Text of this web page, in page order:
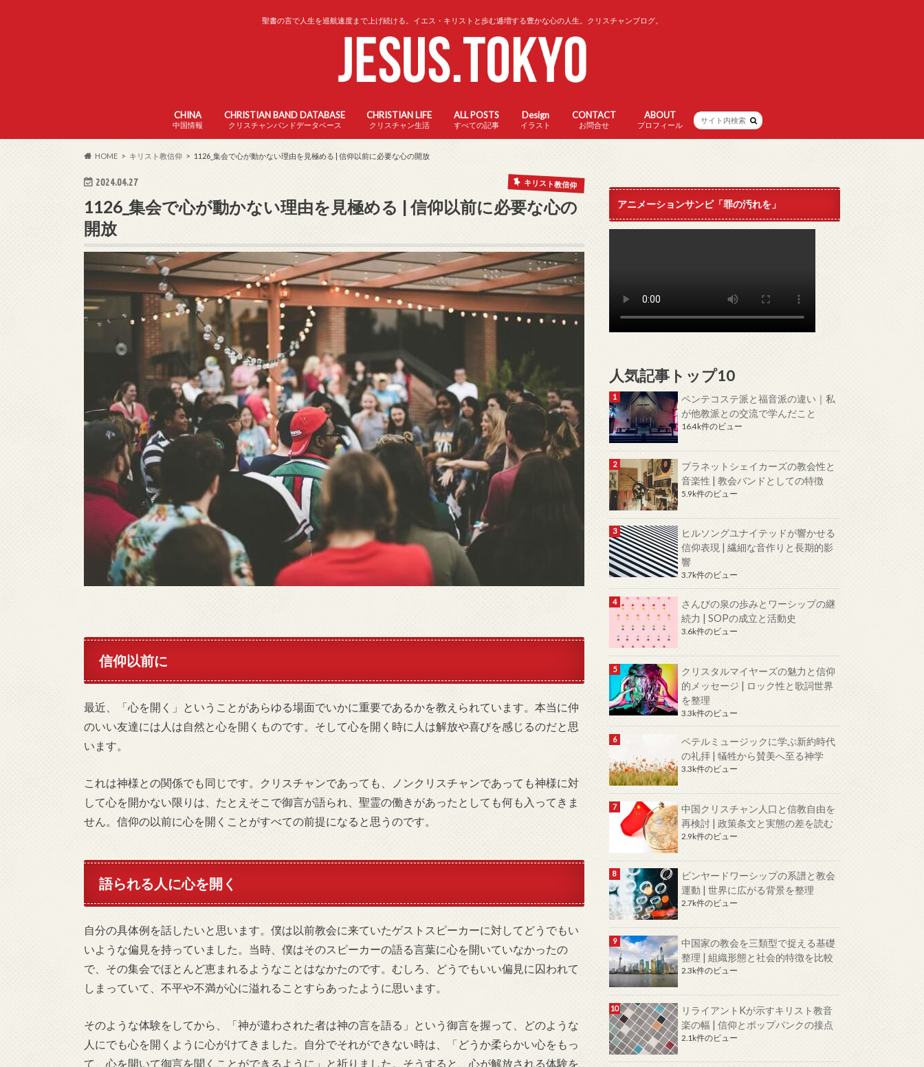
聖書の言で人生を巡航速度まで上げ続ける。イエス・キリストと歩む逓増する豊かな心の人生。クリスチャンブログ。
CHINA
中国情報
CHRISTIAN BAND DATABASE
クリスチャンバンドデータベース
CHRISTIAN LIFE
クリスチャン生活
ALL POSTS
すべての記事
Design
イラスト
CONTACT
お問合せ
ABOUT
プロフィール
HOME キリスト教信仰 1126_集会で心が動かない理由を見極める | 信仰以前に必要な心の開放
2024.04.27 キリスト教信仰
1126_集会で心が動かない理由を見極める | 信仰以前に必要な心の
開放
信仰以前に
最近、「心を開く」ということがあらゆる場面でいかに重要であるかを教えられています。本当に仲
のいい友達には人は自然と心を開くものです。そして心を開く時に人は解放や喜びを感じるのだと思
います。
これは神様との関係でも同じです。クリスチャンであっても、ノンクリスチャンであっても神様に対
して心を開かない限りは、たとえそこで御言が語られ、聖霊の働きがあったとしても何も入ってきま
せん。信仰の以前に心を開くことがすべての前提になると思うのです。
語られる人に心を開く
自分の具体例を話したいと思います。僕は以前教会に来ていたゲストスピーカーに対してどうでもい
いような偏見を持っていました。当時、僕はそのスピーカーの語る言葉に心を開いていなかったの
で、その集会でほとんど恵まれるようなことはなかたのです。むしろ、どうでもいい偏見に囚われて
しまっていて、不平や不満が心に溢れることすらあったように思います。
そのような体験をしてから、「神が遣わされた者は神の言を語る」という御言を握って、どのような
人にでも心を開くように心がけてきました。自分でそれができない時は、「どうか柔らかい心をもっ
て、心を開いて御言を聞くことができるように」と祈りました。そうすると、心が解放される体験を
アニメーションサンビ「罪の汚れを」
人気記事トップ10
ペンテコステ派と福音派の違い｜私
が他教派との交流で学んだこと
16.4k件のビュー
プラネットシェイカーズの教会性と
音楽性 | 教会バンドとしての特徴
5.9k件のビュー
ヒルソングユナイテッドが響かせる
信仰表現 | 繊細な音作りと長期的影
響
3.7k件のビュー
さんびの泉の歩みとワーシップの継
続力 | SOPの成立と活動史
3.6k件のビュー
クリスタルマイヤーズの魅力と信仰
的メッセージ | ロック性と歌詞世界
を整理
3.3k件のビュー
ベテルミュージックに学ぶ新約時代
の礼拝 | 犠牲から賛美へ至る神学
3.3k件のビュー
中国クリスチャン人口と信教自由を
再検討 | 政策条文と実態の差を読む
2.9k件のビュー
ビンヤードワーシップの系譜と教会
運動 | 世界に広がる背景を整理
2.7k件のビュー
中国家の教会を三類型で捉える基礎
整理 | 組織形態と社会的特徴を比較
2.3k件のビュー
リライアントKが示すキリスト教音
楽の幅 | 信仰とポップパンクの接点
2.1k件のビュー